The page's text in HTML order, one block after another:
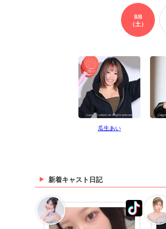
8/8
（土）
瓜生あい
新着キャスト日記